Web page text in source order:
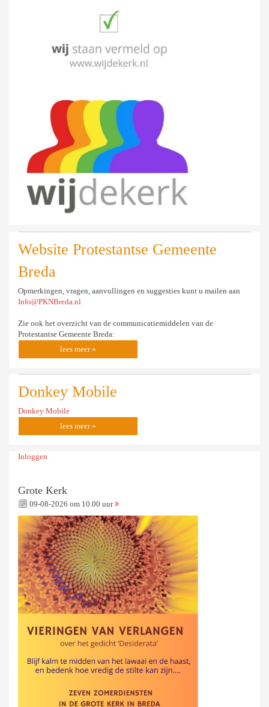
Website Protestantse Gemeente
Breda
Opmerkingen, vragen, aanvullingen en suggesties kunt u mailen aan
Info@PKNBreda.nl
Zie ook het overzicht van de communicatiemiddelen van de
Protestantse Gemeente Breda:
lees meer »
Donkey Mobile
Donkey Mobile
lees meer »
Inloggen
Grote Kerk
09-08-2026 om 10.00 uur